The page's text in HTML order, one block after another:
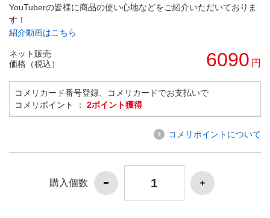
YouTuberの皆様に商品の使い心地などをご紹介いただいておりま
す！
紹介動画はこちら
ネット販売
価格（税込）
6090 円
コメリカード番号登録、コメリカードでお支払いで
コメリポイント ： 2ポイント獲得
コメリポイントについて
購入個数